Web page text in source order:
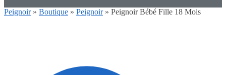
Peignoir » Boutique » Peignoir » Peignoir Bébé Fille 18 Mois